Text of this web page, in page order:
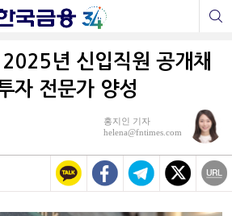
년 신입직원 공개채
자 전문가 양성
홍지인 기자
helena@fntimes.com